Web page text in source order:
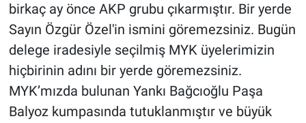
birkaç ay önce AKP grubu çıkarmıştır. Bir yerde
Sayın Özgür Özel'in ismini göremezsiniz. Bugün
delege iradesiyle seçilmiş MYK üyelerimizin
hiçbirinin adını bir yerde göremezsiniz.
MYK’mızda bulunan Yankı Bağcıoğlu Paşa
Balyoz kumpasında tutuklanmıştır ve büyük